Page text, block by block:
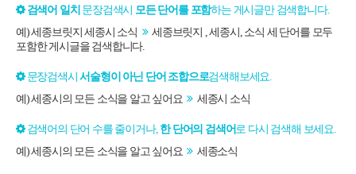
검색어 일치 문장검색시 모든 단어를 포함하는 게시글만 검색합니다.
예) 세종브릿지 세종시 소식
세종브릿지 , 세종시, 소식 세 단어를 모두
포함한 게시글을 검색합니다.
문장검색시서술형이 아닌 단어 조합으로검색해보세요.
예) 세종시의 모든 소식을 알고 싶어요 세종시 소식
검색어의 단어 수를 줄이거나, 한 단어의 검색어로 다시 검색해 보세요.
예) 세종시의 모든 소식을 알고 싶어요 세종소식